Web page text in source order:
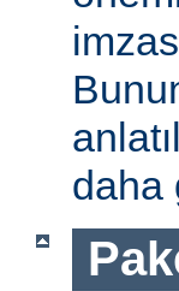
daha